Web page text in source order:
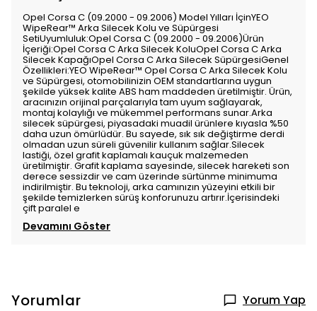
Opel Corsa C (09.2000 - 09.2006) Model Yılları İçinYEO
WipeRear™ Arka Silecek Kolu ve Süpürgesi
SetiUyumluluk:Opel Corsa C (09.2000 - 09.2006)Ürün
İçeriği:Opel Corsa C Arka Silecek KoluOpel Corsa C Arka
Silecek KapağıOpel Corsa C Arka Silecek SüpürgesiGenel
Özellikleri:YEO WipeRear™ Opel Corsa C Arka Silecek Kolu
ve Süpürgesi, otomobilinizin OEM standartlarına uygun
şekilde yüksek kalite ABS ham maddeden üretilmiştir. Ürün,
aracınızın orijinal parçalarıyla tam uyum sağlayarak,
montaj kolaylığı ve mükemmel performans sunar.Arka
silecek süpürgesi, piyasadaki muadil ürünlere kıyasla %50
daha uzun ömürlüdür. Bu sayede, sık sık değiştirme derdi
olmadan uzun süreli güvenilir kullanım sağlar.Silecek
lastiği, özel grafit kaplamalı kauçuk malzemeden
üretilmiştir. Grafit kaplama sayesinde, silecek hareketi son
derece sessizdir ve cam üzerinde sürtünme minimuma
indirilmiştir. Bu teknoloji, arka camınızın yüzeyini etkili bir
şekilde temizlerken sürüş konforunuzu artırır.İçerisindeki
çift paralel e
Devamını Göster
Yorumlar Yorum Yap